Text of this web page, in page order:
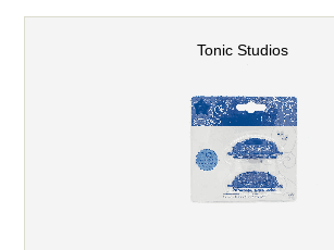
Tonic Studios